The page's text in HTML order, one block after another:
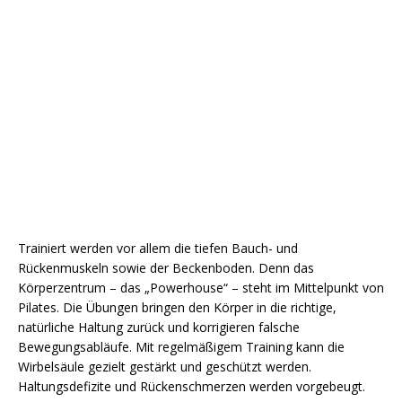
Trainiert werden vor allem die tiefen Bauch- und
Rückenmuskeln sowie der Beckenboden. Denn das
Körperzentrum – das „Powerhouse“ – steht im Mittelpunkt von
Pilates. Die Übungen bringen den Körper in die richtige,
natürliche Haltung zurück und korrigieren falsche
Bewegungsabläufe. Mit regelmäßigem Training kann die
Wirbelsäule gezielt gestärkt und geschützt werden.
Haltungsdefizite und Rückenschmerzen werden vorgebeugt.